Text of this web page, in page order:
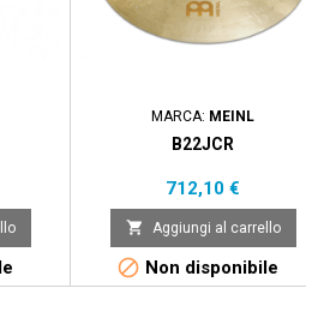
MARCA: MEINL
B22JCR
Prezzo
712,10 €
 Aggiungi al carrello
 Non disponibile